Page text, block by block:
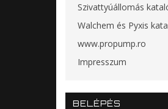
Szivattyúállomás
Walchem és Pyxis
www.propump.ro
Impresszum
BELÉPÉS